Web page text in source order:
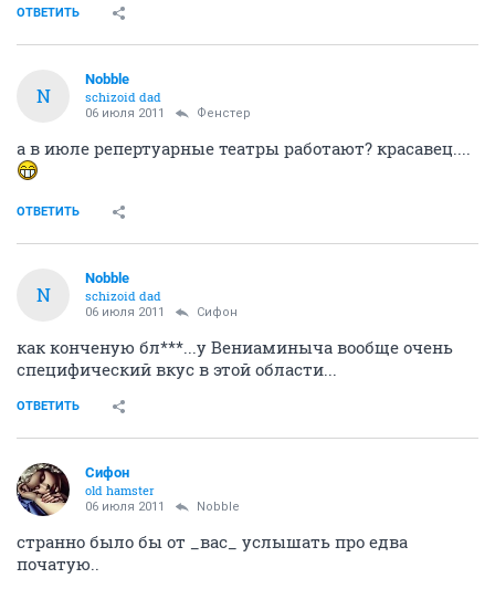
ОТВЕТИТЬ
N
Nobble
schizoid dad
06 июля 2011 Фенстер
а в июле репертуарные театры работают? красавец....
ОТВЕТИТЬ
N
Nobble
schizoid dad
06 июля 2011 Сифон
как конченую бл***...у Вениаминыча вообще очень
специфический вкус в этой области...
ОТВЕТИТЬ
Сифон
old hamster
06 июля 2011 Nobble
странно было бы от _вас_ услышать про едва
початую..